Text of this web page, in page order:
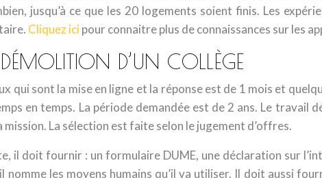
jusqu’à ce que les 20 logements soient finis. Les
Cliquez icipour connaitre plus de connaissances sur les
D’UN COLLÈGE
qui sont la mise en ligne et la réponse est de 1 mois et
en temps. La période demandée est de 2 ans. Le travail
La sélection est faite selon le jugement d’offres.
il doit fournir : un formulaire DUME, une déclaration sur
les moyens humains qu’il va utiliser. Il doit aussi